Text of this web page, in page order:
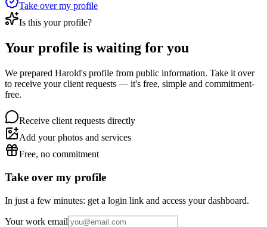
Take over my profile
Is this your profile?
Your profile is waiting for you
We prepared Harold's profile from public information. Take it over
to receive your client requests — it's free, simple and commitment-
free.
Receive client requests directly
Add your photos and services
Free, no commitment
Take over my profile
In just a few minutes: get a login link and access your dashboard.
Your work email